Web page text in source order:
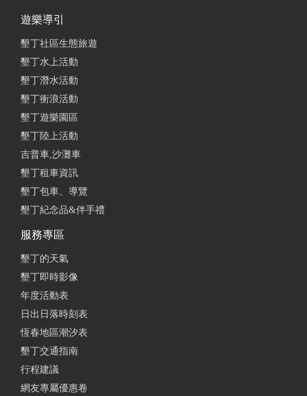
遊樂導引
墾丁社區生態旅遊
墾丁水上活動
墾丁潛水活動
墾丁衝浪活動
墾丁遊樂園區
墾丁陸上活動
吉普車,沙灘車
墾丁租車資訊
墾丁包車、導覽
墾丁紀念品&伴手禮
服務專區
墾丁的天氣
墾丁即時影像
年度活動表
日出日落時刻表
恆春地區潮汐表
墾丁交通指南
行程建議
網友專屬優惠卷